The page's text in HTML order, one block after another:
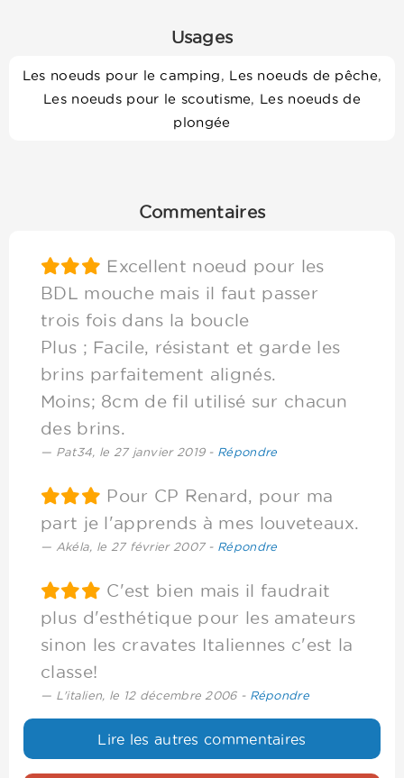
Usages
Les noeuds pour le camping, Les noeuds de pêche,
Les noeuds pour le scoutisme, Les noeuds de
plongée
Commentaires
Excellent noeud pour les
BDL mouche mais il faut passer
trois fois dans la boucle
Plus ; Facile, résistant et garde les
brins parfaitement alignés.
Moins; 8cm de fil utilisé sur chacun
des brins.
Pat34, le 27 janvier 2019- Répondre
Pour CP Renard, pour ma
part je l'apprends à mes louveteaux.
Akéla, le 27 février 2007- Répondre
C'est bien mais il faudrait
plus d'esthétique pour les amateurs
sinon les cravates Italiennes c'est la
classe!
L'italien, le 12 décembre 2006- Répondre
Lire les autres commentaires